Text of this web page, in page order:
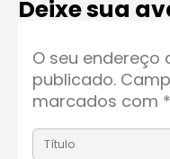
Deixe sua
O seu endereço
publicado.
marcados com *